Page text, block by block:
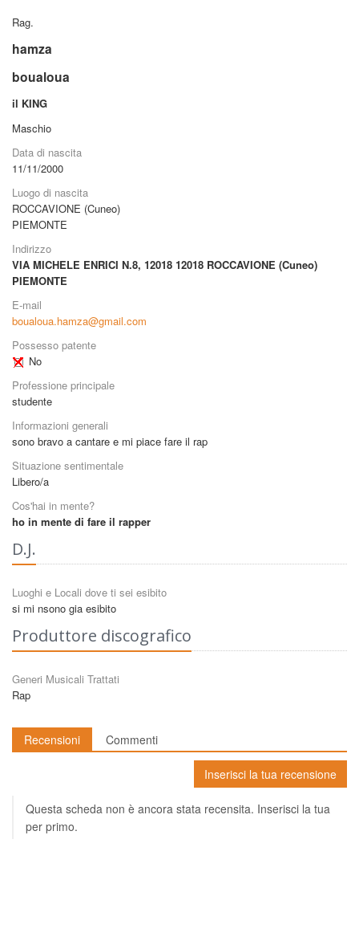
Rag.
hamza
boualoua
il KING
Maschio
Data di nascita
11/11/2000
Luogo di nascita
ROCCAVIONE (Cuneo)
PIEMONTE
Indirizzo
VIA MICHELE ENRICI N.8, 12018 12018 ROCCAVIONE (Cuneo)
PIEMONTE
E-mail
boualoua.hamza@gmail.com
Possesso patente
No
Professione principale
studente
Informazioni generali
sono bravo a cantare e mi piace fare il rap
Situazione sentimentale
Libero/a
Cos'hai in mente?
ho in mente di fare il rapper
D.J.
Luoghi e Locali dove ti sei esibito
si mi nsono gia esibito
Produttore discografico
Generi Musicali Trattati
Rap
Recensioni Commenti
Inserisci la tua recensione
Questa scheda non è ancora stata recensita. Inserisci la tua
per primo.